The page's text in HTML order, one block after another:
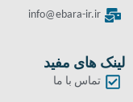
info@ebara-ir.ir
لینک های مفید
تماس با ما